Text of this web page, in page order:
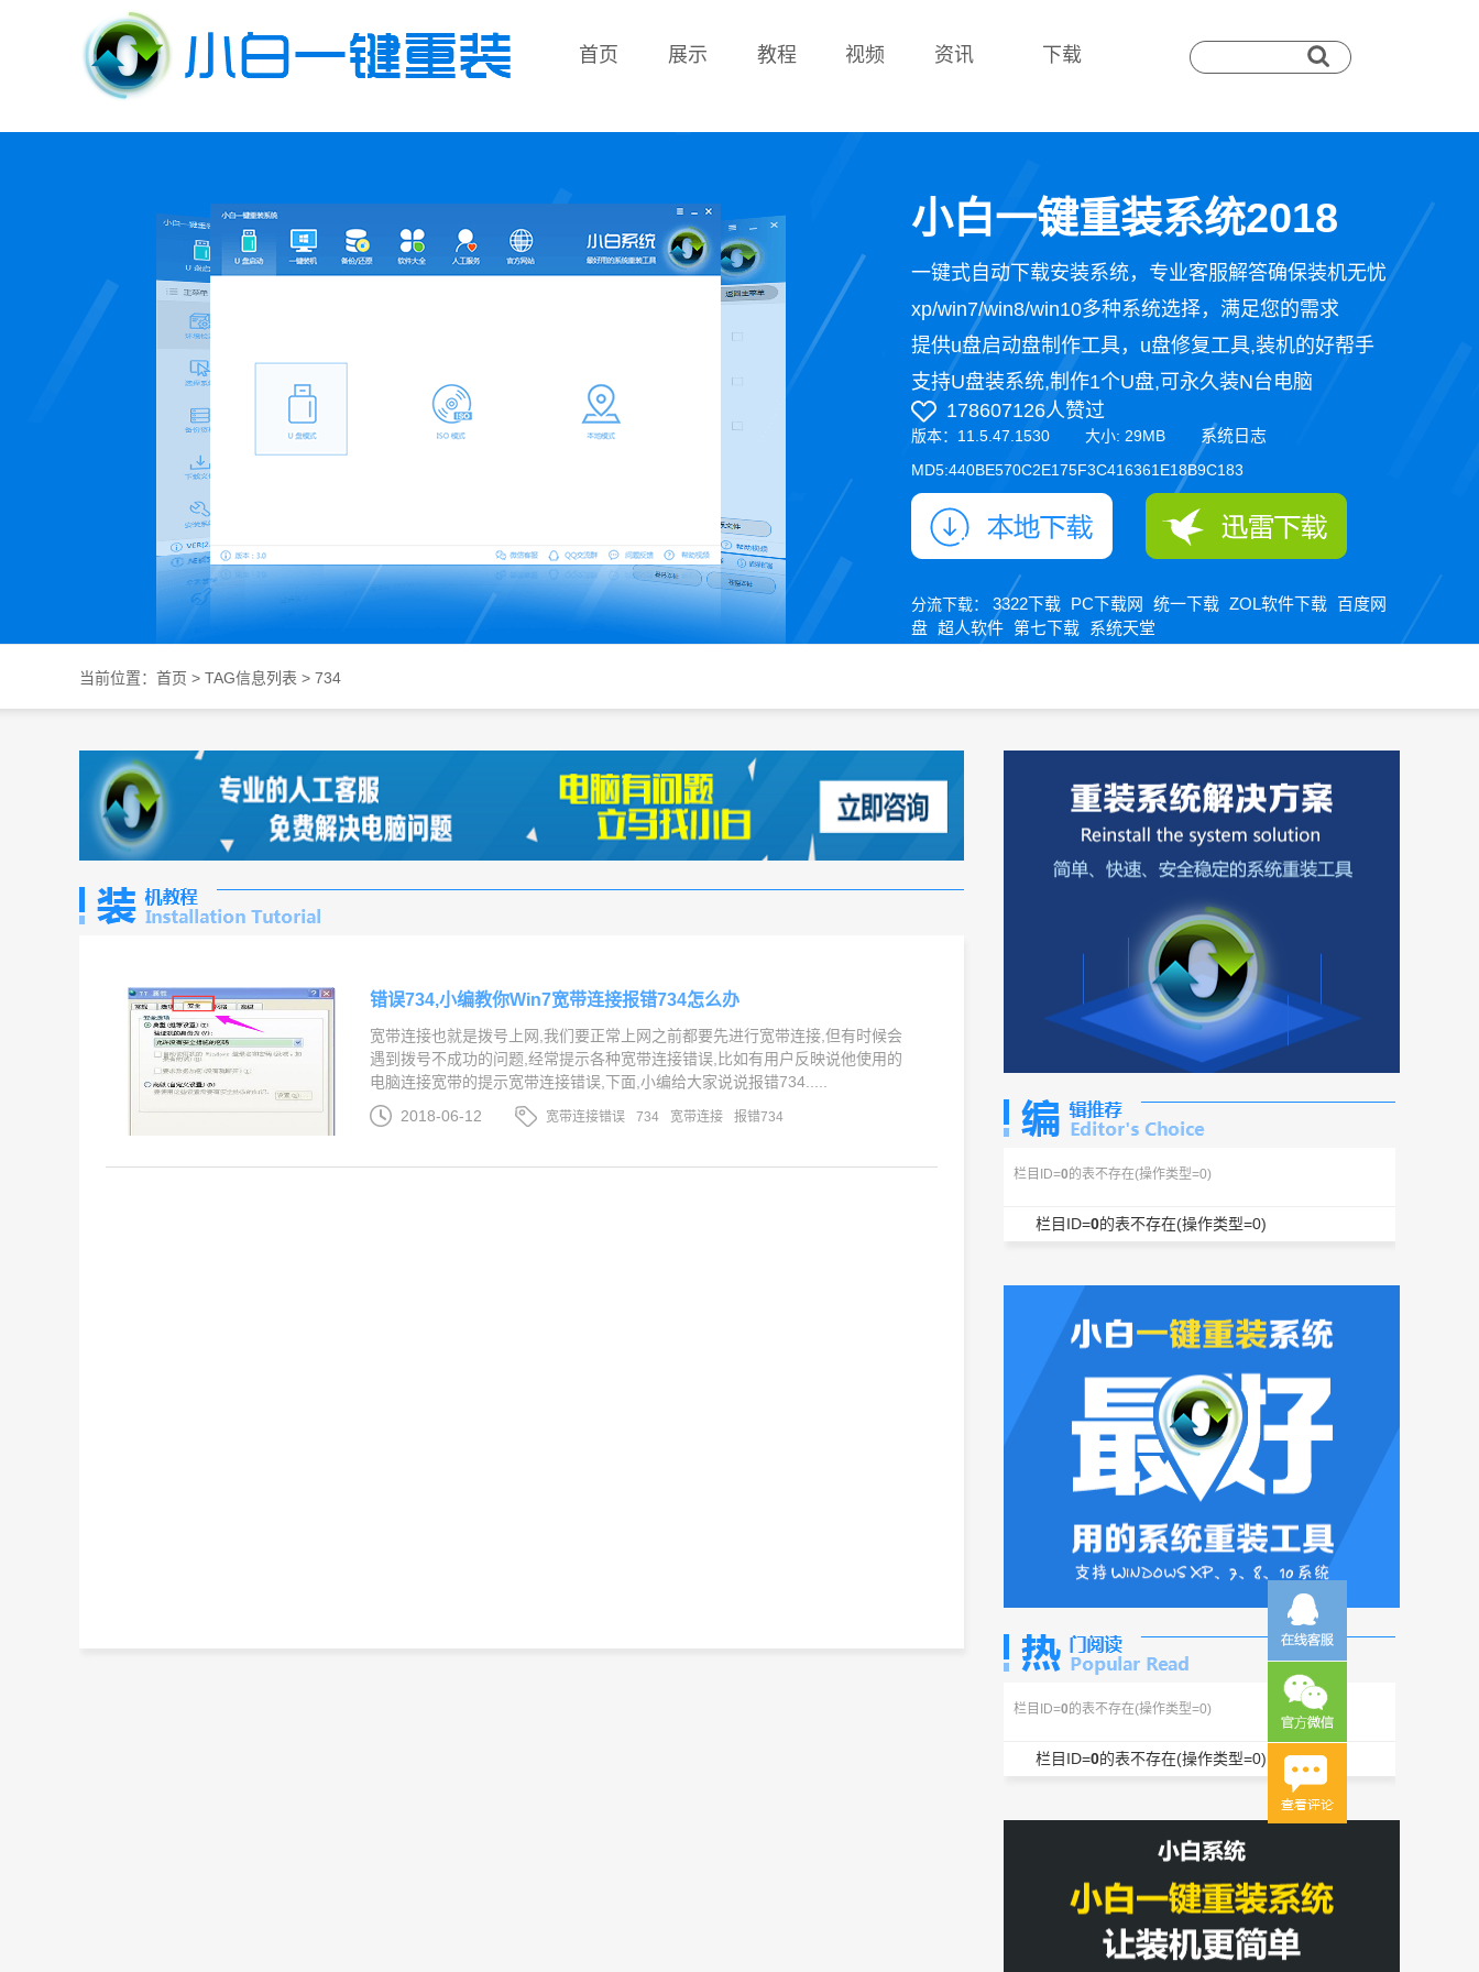
首页 展示 教程 视频 资讯 下载
小白一键重装系统2018
一键式自动下载安装系统，专业客服解答确保装机无忧
xp/win7/win8/win10多种系统选择，满足您的需求
提供u盘启动盘制作工具，u盘修复工具,装机的好帮手
支持U盘装系统,制作1个U盘,可永久装N台电脑
178607126人赞过
版本：11.5.47.1530 大小: 29MB 系统日志
MD5:440BE570C2E175F3C416361E18B9C183
分流下载： 3322下载 PC下载网 统一下载 ZOL软件下载 百度网
盘 超人软件 第七下载 系统天堂
当前位置： 首页 > TAG信息列表 > 734
错误734,小编教你Win7宽带连接报错734怎么办
宽带连接也就是拨号上网,我们要正常上网之前都要先进行宽带连接,但有时候会
遇到拨号不成功的问题,经常提示各种宽带连接错误,比如有用户反映说他使用的
电脑连接宽带的提示宽带连接错误,下面,小编给大家说说报错734.....
2018-06-12
宽带连接错误 734 宽带连接 报错734
栏目ID=0 的表不存在(操作类型=0)
栏目ID=0的表不存在(操作类型=0)
栏目ID=0 的表不存在(操作类型=0)
栏目ID=0的表不存在(操作类型=0)